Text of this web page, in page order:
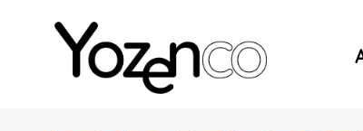
Yozenco - Organisateur de Salons,